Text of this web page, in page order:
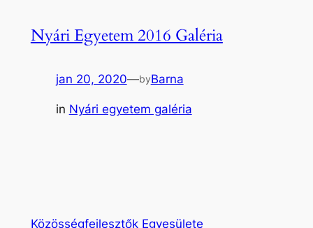
Nyári Egyetem 2016 Galéria
jan 20, 2020—byBarna
in Nyári egyetem galéria
Közösségfejlesztők Egyesülete